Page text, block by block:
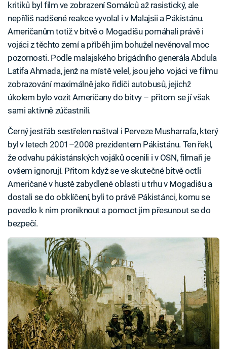
kritiků byl film ve zobrazení Somálců až rasistický, ale
nepříliš nadšené reakce vyvolal i v Malajsii a Pákistánu.
Američanům totiž v bitvě o Mogadišu pomáhali právě i
vojáci z těchto zemí a příběh jim bohužel nevěnoval moc
pozornosti. Podle malajského brigádního generála Abdula
Latifa Ahmada, jenž na místě velel, jsou jeho vojáci ve filmu
zobrazování maximálně jako řidiči autobusů, jejichž
úkolem bylo vozit Američany do bitvy – přitom se jí však
sami aktivně zúčastnili.
Černý jestřáb sestřelen naštval i Perveze Musharrafa, který
byl v letech 2001–2008 prezidentem Pákistánu. Ten řekl,
že odvahu pákistánských vojáků ocenili i v OSN, filmaři je
ovšem ignorují. Přitom když se ve skutečné bitvě octli
Američané v hustě zabydlené oblasti u trhu v Mogadišu a
dostali se do obklíčení, byli to právě Pákistánci, komu se
povedlo k nim proniknout a pomoct jim přesunout se do
bezpečí.